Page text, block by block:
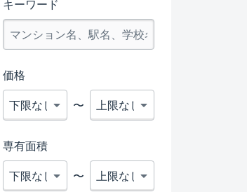
キーワード
価格
〜
専有面積
〜